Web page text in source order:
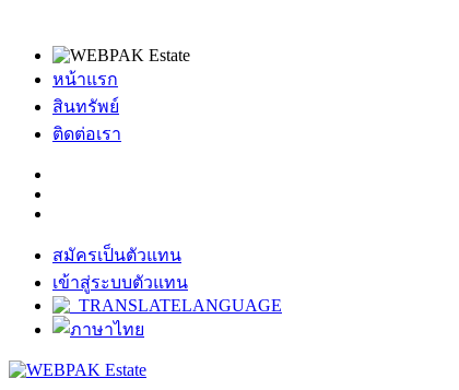
หน้าแรก
สินทรัพย์
ติดต่อเรา
สมัครเป็นตัวแทน
เข้าสู่ระบบตัวแทน